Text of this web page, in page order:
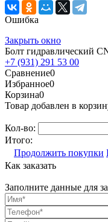
Ошибка
Закрыть окно
Болт гидравлический
+7 (931) 291 53 00
Сравнение0
Избранное0
Корзина0
Товар добавлен в
Кол-во:
Итого:
Продолжить покупки
Как заказать
Заполните данные для